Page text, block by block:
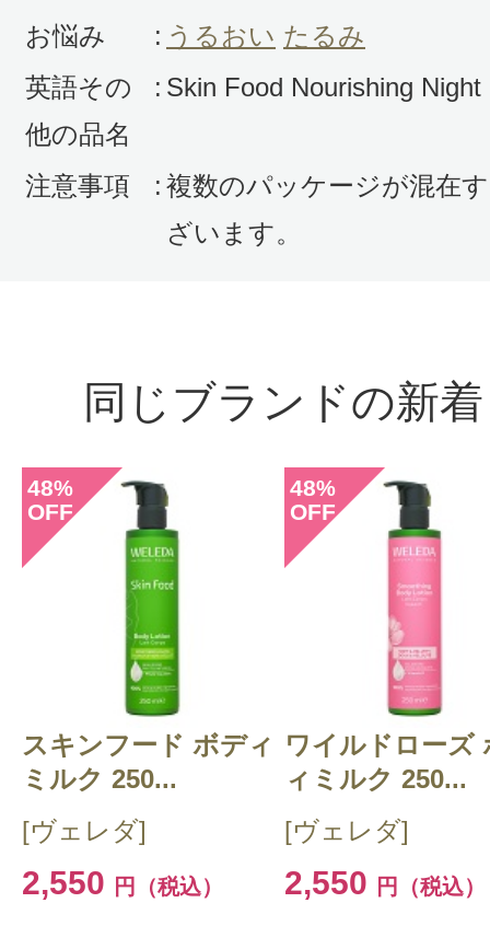
お悩み : うるおい たるみ
英語その
他の品名
: Skin Food Nourishing Night
注意事項 : 複数のパッケージが混在
ざいます。
同じブランドの新
48%
OFF
スキンフード ボディ
ミルク 250...
[ヴェレダ]
2,550 円（税込）
48%
OFF
ワイルドローズ
ィミルク 250...
[ヴェレダ]
2,550 円（税込）